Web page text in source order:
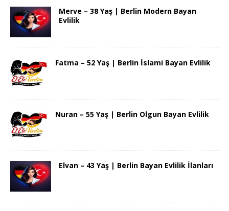
Merve – 38 Yaş | Berlin Modern Bayan
Evlilik
Fatma – 52 Yaş | Berlin İslami Bayan Evlilik
Nuran – 55 Yaş | Berlin Olgun Bayan Evlilik
Elvan – 43 Yaş | Berlin Bayan Evlilik İlanları